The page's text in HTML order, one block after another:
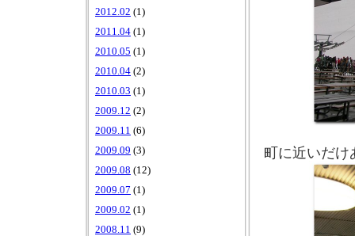
2012.02 (1)
2011.04 (1)
2010.05 (1)
2010.04 (2)
2010.03 (1)
2009.12 (2)
2009.11 (6)
2009.09 (3)
2009.08 (12)
2009.07 (1)
2009.02 (1)
2008.11 (9)
町に近いだ